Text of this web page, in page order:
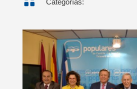
Categorías: